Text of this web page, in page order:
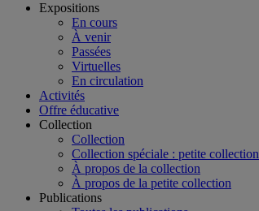
Expositions
En cours
À venir
Passées
Virtuelles
En circulation
Activités
Offre éducative
Collection
Collection
Collection spéciale : petite collection
À propos de la collection
À propos de la petite collection
Publications